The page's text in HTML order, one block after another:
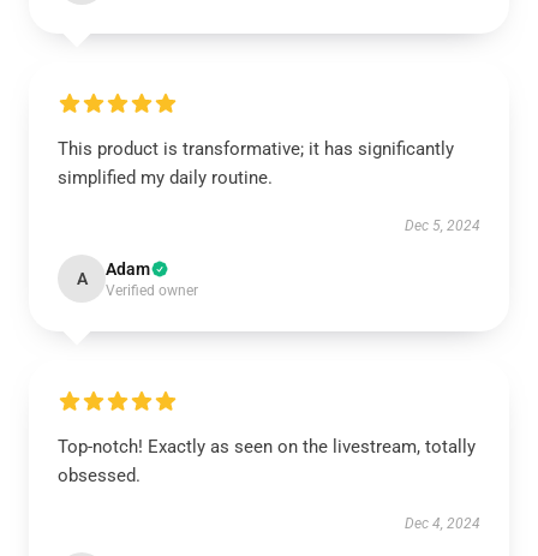
This product is transformative; it has significantly
simplified my daily routine.
Dec 5, 2024
A Adam
Verified owner
Top-notch! Exactly as seen on the livestream, totally
obsessed.
Dec 4, 2024